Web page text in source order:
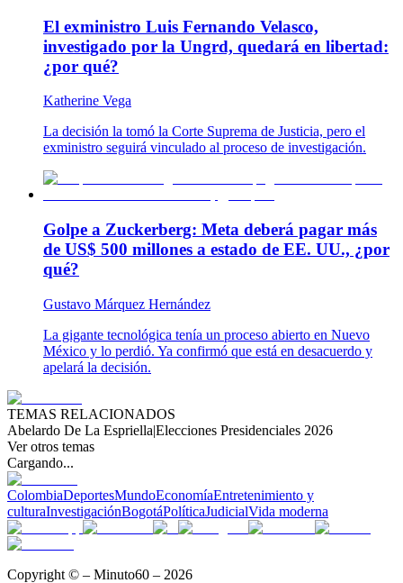
El exministro Luis Fernando Velasco,
investigado por la Ungrd, quedará en libertad:
¿por qué?
Katherine Vega
La decisión la tomó la Corte Suprema de Justicia, pero el
exministro seguirá vinculado al proceso de investigación.
Golpe a Zuckerberg: Meta deberá pagar más
de US$ 500 millones a estado de EE. UU., ¿por
qué?
Gustavo Márquez Hernández
La gigante tecnológica tenía un proceso abierto en Nuevo
México y lo perdió. Ya confirmó que está en desacuerdo y
apelará la decisión.
TEMAS RELACIONADOS
Abelardo De La Espriella|Elecciones Presidenciales 2026
Ver otros temas
Cargando...
ColombiaDeportesMundoEconomíaEntretenimiento y
culturaInvestigaciónBogotáPolíticaJudicialVida moderna
Copyright © – Minuto60 – 2026